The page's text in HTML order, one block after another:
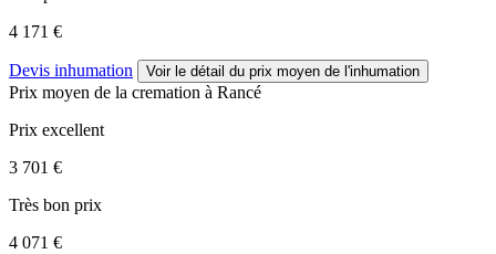
4 171 €
Devis inhumation Voir le détail du prix moyen de l'inhumation
Prix moyen de la cremation à Rancé
Prix excellent
3 701 €
Très bon prix
4 071 €